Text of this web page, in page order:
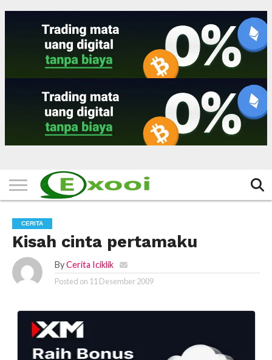
HOME
FILTER
BERITA
BIODATA
CERITA
CERPEN
EKSKLUSIF
FOTO
VIDEO
MORE
CERITA
Kisah cinta pertamaku
By Cerita Iciklik
Posted on 11 Desember 2009